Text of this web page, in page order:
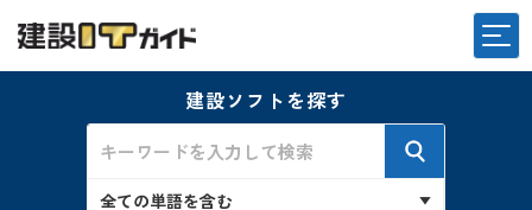
建設ソフトを探す